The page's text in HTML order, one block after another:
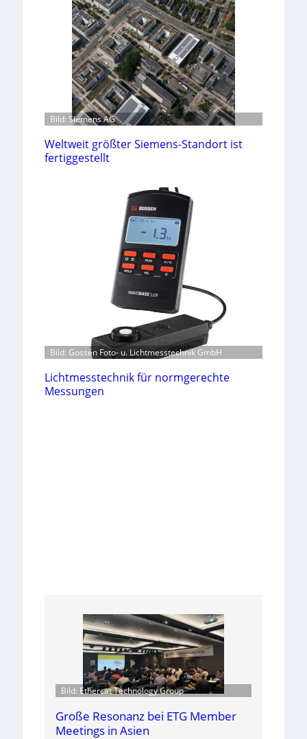
Bild: Siemens AG
Weltweit größter Siemens-Standort ist
fertiggestellt
Bild: Gossen Foto- u. Lichtmesstechnik GmbH
Lichtmesstechnik für normgerechte
Messungen
Bild: Ethercat Technology Group
Große Resonanz bei ETG Member
Meetings in Asien